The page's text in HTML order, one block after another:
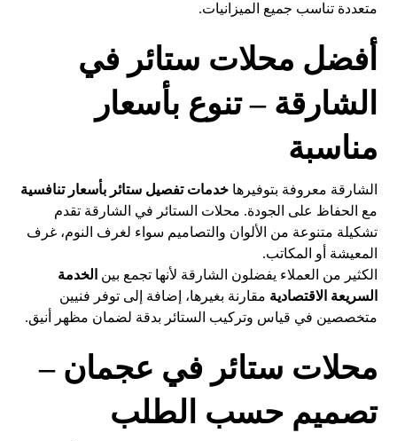
متعددة تناسب جميع الميزانيات.
أفضل محلات ستائر في
الشارقة – تنوع بأسعار
مناسبة
الشارقة معروفة بتوفيرهاخدمات تفصيل ستائر بأسعار تنافسية
مع الحفاظ على الجودة. محلات الستائر في الشارقة تقدم
تشكيلة متنوعة من الألوان والتصاميم سواء لغرف النوم، غرف
المعيشة أو المكاتب.
الكثير من العملاء يفضلون الشارقة لأنها تجمع بين الخدمة
السريعة الاقتصادية مقارنة بغيرها، إضافة إلى توفر فنيين
متخصصين في قياس وتركيب الستائر بدقة لضمان مظهر أنيق.
محلات ستائر في عجمان –
تصميم حسب الطلب